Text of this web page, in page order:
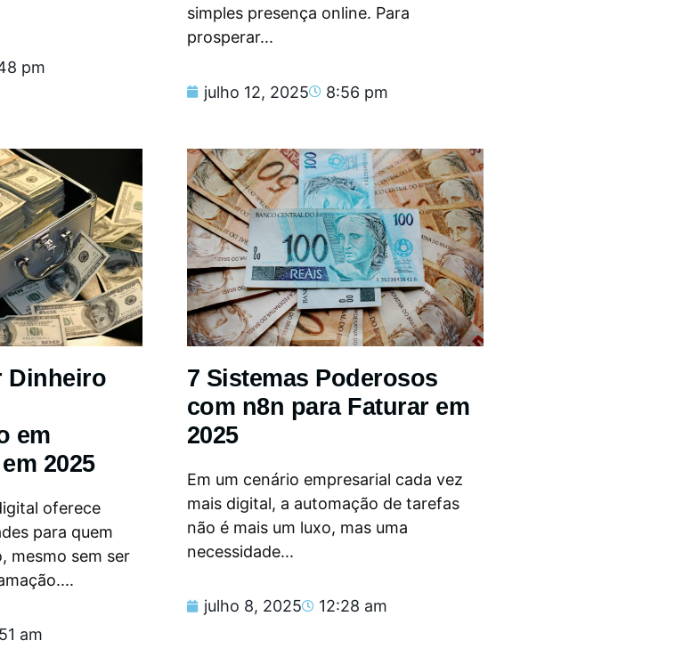
pm
simples presença online. Para
prosperar...
julho 12, 2025 8:56 pm
Dinheiro
em
2025
oferece
para quem
mesmo sem ser
am
7 Sistemas Poderosos
com n8n para Faturar em
2025
Em um cenário empresarial cada vez
mais digital, a automação de tarefas
não é mais um luxo, mas uma
necessidade...
julho 8, 2025 12:28 am